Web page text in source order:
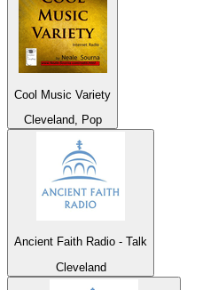
Cool Music Variety
Cleveland, Pop
Ancient Faith Radio - Talk
Cleveland